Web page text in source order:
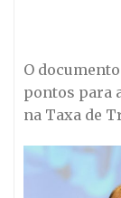
O
pontos para
na Taxa de